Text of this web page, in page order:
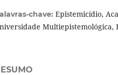
chave: Epistemicídio,
Multiepistemológica,